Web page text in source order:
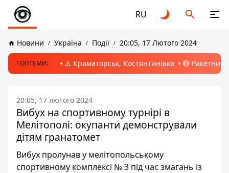
RU
Новини Україна Події 20:05, 17 Лютого 2024
ТОПТЕМИ: ⚠️ Краматорськ, Костянтинівка 🔴 Ракетний
20:05, 17 лютого 2024
Вибух на спортивному турнірі в
Мелітополі: окупанти демонстрували
дітям гранатомет
Вибух пролунав у мелітопольському
спортивному комплексі № 3 під час змагань із